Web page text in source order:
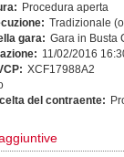
Procedura aperta
Tradizionale
gara: Gara in Busta
11/02/2016
XCF17988A2
del contraente: